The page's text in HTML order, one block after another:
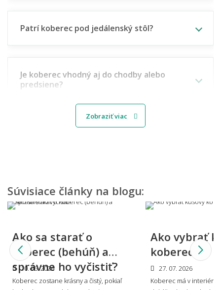
Patrí koberec pod jedálenský stôl?
Je koberec vhodný aj do chodby alebo
predsiene?
Aký koberec vybrať do detskej izbičky?
doma?
Viete mi miestnosť namodelovať aj do iného
štýlu interiéru?
🎨 Dizajn farby a štýl
Zobraziť viac
Súvisiace články na blogu:
Ako sa starať o
koberec (behúň) a
správne ho vyčistiť?
10. 06. 2026
Koberec zostane krásny a čistý, pokiaľ
Ako vybrať
koberec?
27. 07. 2026
Koberec má v interiéri